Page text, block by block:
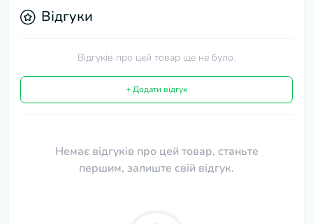
Відгуки
Відгуків про цей товар ще не було.
+ Додати відгук
Немає відгуків про цей товар, станьте
першим, залиште свій відгук.